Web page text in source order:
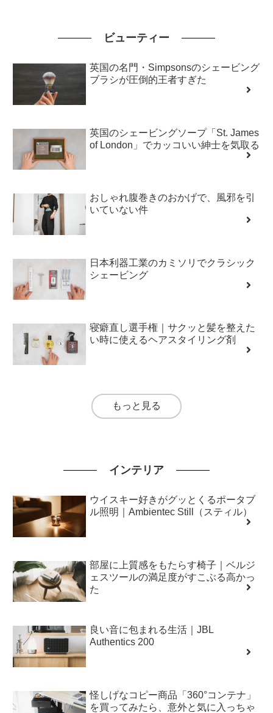
ビューティー
英国の名門・Simpsonsのシェービング
ブラシが圧倒的王者すぎた
英国のシェービングソープ「St. James
of London」でカッコいい紳士を気取る
おしゃれ腹巻きのおかげで、風邪を引
いていない件
日本利器工業のカミソリでクラシック
シェービング
寝癖直し選手権｜サクッと髪を整えた
い時に使えるヘアスタイリング剤
もっと見る
インテリア
ウイスキー好きがグッとくるポータブ
ル照明｜Ambientec Still（スティル）
部屋に上質感をもたらす椅子｜ベルジ
ェスツールの満足度がすこぶる高かっ
た
良い音に包まれる生活｜JBL
Authentics 200
怪しげなコピー商品「360°コンテナ」
を買ってみたら、意外と気に入っちゃ